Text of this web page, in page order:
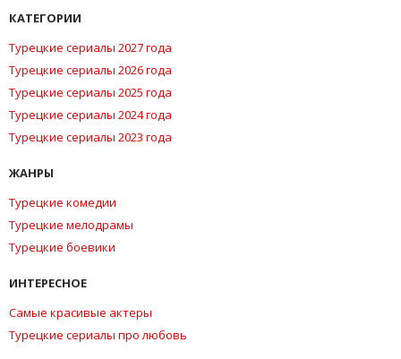
КАТЕГОРИИ
Турецкие сериалы 2027 года
Турецкие сериалы 2026 года
Турецкие сериалы 2025 года
Турецкие сериалы 2024 года
Турецкие сериалы 2023 года
ЖАНРЫ
Турецкие комедии
Турецкие мелодрамы
Турецкие боевики
ИНТЕРЕСНОЕ
Самые красивые актеры
Турецкие сериалы про любовь